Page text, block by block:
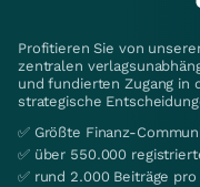
Profitieren Sie von
zentralen
und fundierten Zugang in
strategische
✅ Größte Finanz-
✅ über 550.000
✅ rund 2.000 Beiträge pro